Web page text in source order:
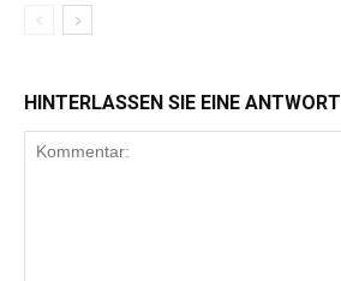
HINTERLASSEN SIE EINE ANTWORT